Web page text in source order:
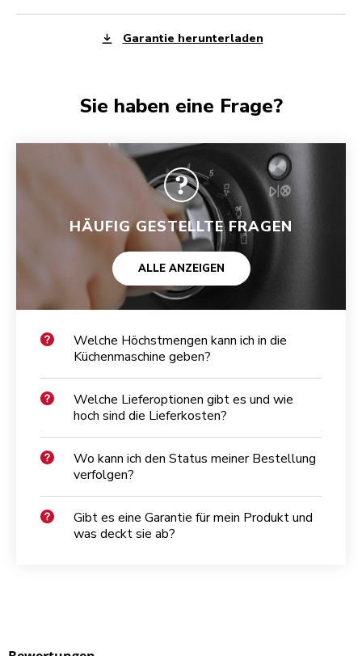
Garantie herunterladen
Sie haben eine Frage?
HÄUFIG GESTELLTE FRAGEN
ALLE ANZEIGEN
Welche Höchstmengen kann ich in die
Küchenmaschine geben?
Welche Lieferoptionen gibt es und wie
hoch sind die Lieferkosten?
Wo kann ich den Status meiner Bestellung
verfolgen?
Gibt es eine Garantie für mein Produkt und
was deckt sie ab?